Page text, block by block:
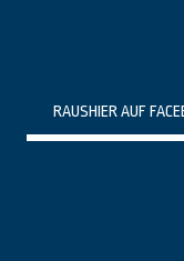
RAUSHIER AUF